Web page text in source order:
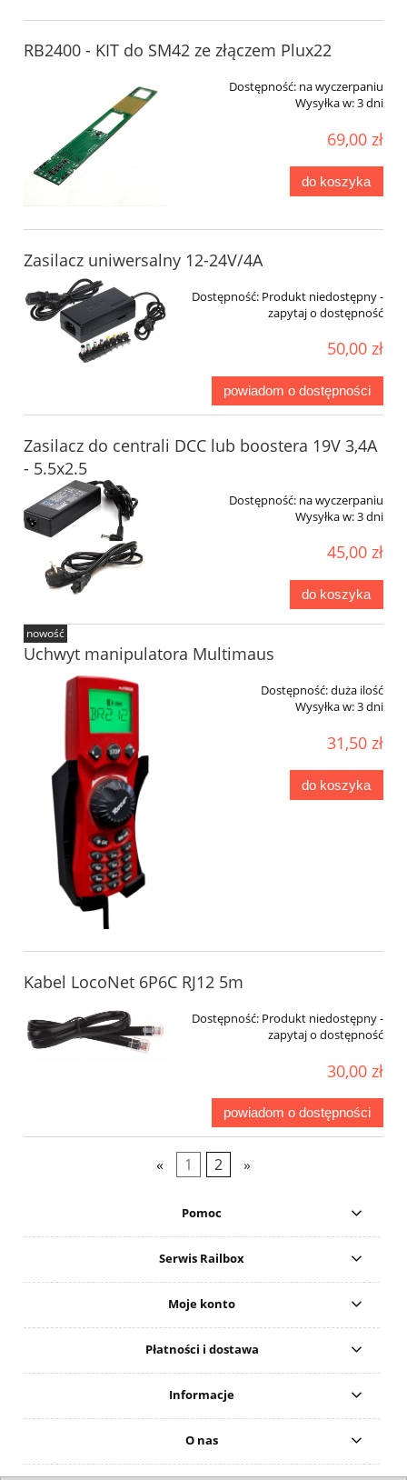
RB2400 - KIT do SM42 ze złączem Plux22
Dostępność: na wyczerpaniu
Wysyłka w:3 dni
69,00 zł
do koszyka
Zasilacz uniwersalny 12-24V/4A
Dostępność: Produkt niedostępny -
zapytaj o dostępność
50,00 zł
powiadom o dostępności
Zasilacz do centrali DCC lub boostera 19V 3,4A
- 5.5x2.5
Dostępność: na wyczerpaniu
Wysyłka w:3 dni
45,00 zł
do koszyka
Uchwyt manipulatora Multimaus
Dostępność:duża ilość
Wysyłka w:3 dni
31,50 zł
do koszyka
nowość
Kabel LocoNet 6P6C RJ12 5m
Dostępność: Produkt niedostępny -
zapytaj o dostępność
30,00 zł
powiadom o dostępności
« 1 2 »
Pomoc
Serwis Railbox
Moje konto
Płatności i dostawa
Informacje
O nas